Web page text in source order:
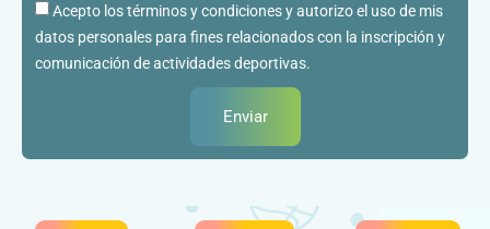
Acepto los términos y condiciones y autorizo el uso de mis
datos personales para fines relacionados con la inscripción y
comunicación de actividades deportivas.
Enviar